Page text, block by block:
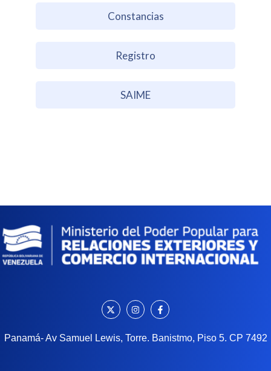
Constancias
Registro
SAIME
Panamá- Av Samuel Lewis, Torre. Banistmo, Piso 5. CP 7492